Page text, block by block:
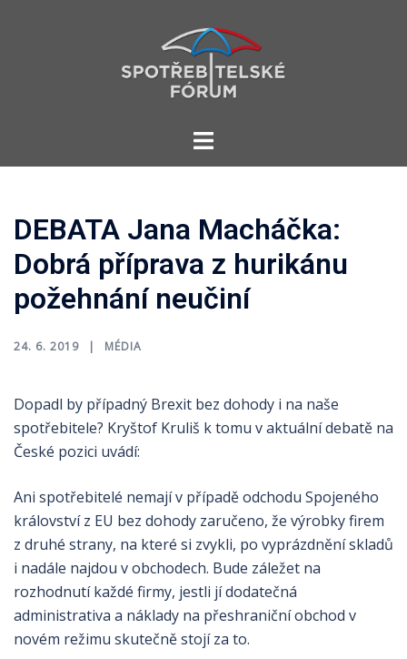
Toggle
DEBATA Jana Macháčka:
Dobrá příprava z hurikánu
požehnání neučiní
24. 6. 2019 MÉDIA
Dopadl by případný Brexit bez dohody i na naše
spotřebitele? Kryštof Kruliš k tomu v aktuální debatě na
České pozici uvádí:
Ani spotřebitelé nemají v případě odchodu Spojeného
království z EU bez dohody zaručeno, že výrobky firem
z druhé strany, na které si zvykli, po vyprázdnění skladů
i nadále najdou v obchodech. Bude záležet na
rozhodnutí každé firmy, jestli jí dodatečná
administrativa a náklady na přeshraniční obchod v
novém režimu skutečně stojí za to.